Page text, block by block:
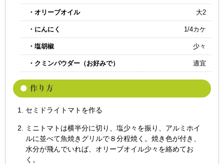
・オリーブオイル 大2
・にんにく 1/4カケ
・塩胡椒 少々
・クミンパウダー（お好みで） 適宜
セミドライトマトを作る
ミニトマトは横半分に切り、塩少々を振り、アルミホイ
ルに並べて魚焼きグリルで８分程焼く。焼き色が付き、
水分が飛んでいれば、オリーブオイル少々を絡めてお
く。